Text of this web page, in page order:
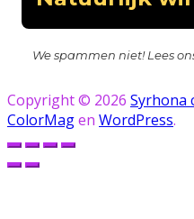
We spammen niet! Lees
Copyright © 2026 Syrhona
ColorMagen WordPress.